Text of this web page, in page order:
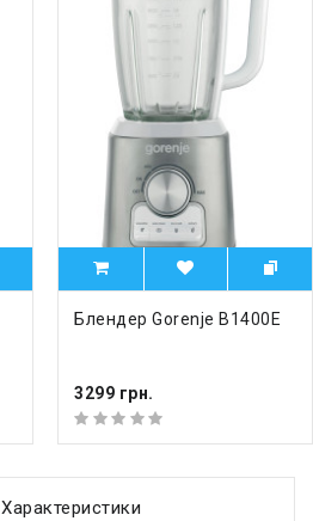
Блендер Gorenje B1400E
3299 грн.
Характеристики